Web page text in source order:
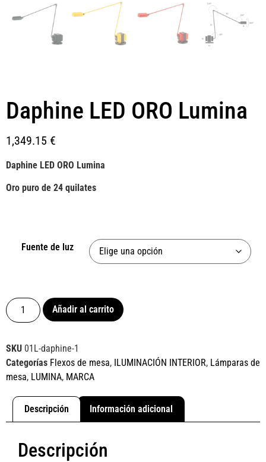
Daphine LED ORO Lumina
1,349.15 €
Daphine LED ORO Lumina
Oro puro de 24 quilates
Fuente de luz
Añadir al carrito
SKU 01L-daphine-1
Categorías Flexos de mesa, ILUMINACIÓN INTERIOR, Lámparas de
mesa, LUMINA, MARCA
Descripción Información adicional
Descripción